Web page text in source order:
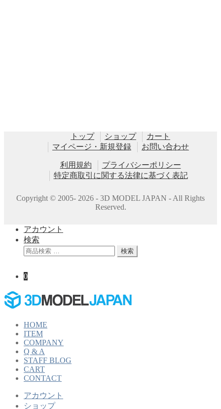
トップ ショップ
カート
マイページ・新規登録
お問い合わせ
利用規約
プライバシーポリシー
特定商取引に関する法律に基づく表記
Copyright © 2005- 2026 - 3D MODEL JAPAN - All Rights
Reserved.
アカウント
検索
検
対
象:
検索
0
HOME
ITEM
COMPANY
Q & A
STAFF BLOG
CART
CONTACT
アカウント
ショップ